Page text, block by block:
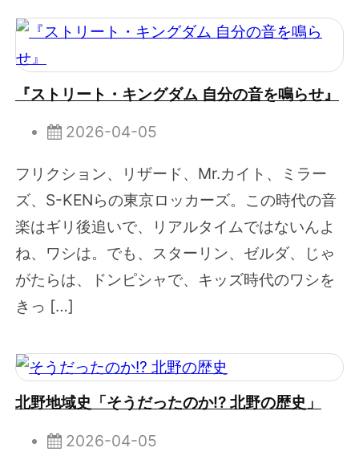
『ストリート・キングダム 自分の音を鳴らせ』
2026-04-05
フリクション、リザード、Mr.カイト、ミラー
ズ、S-KENらの東京ロッカーズ。この時代の音
楽はギリ後追いで、リアルタイムではないんよ
ね、ワシは。でも、スターリン、ゼルダ、じゃ
がたらは、ドンピシャで、キッズ時代のワシを
きっ […]
北野地域史「そうだったのか!? 北野の歴史」
2026-04-05